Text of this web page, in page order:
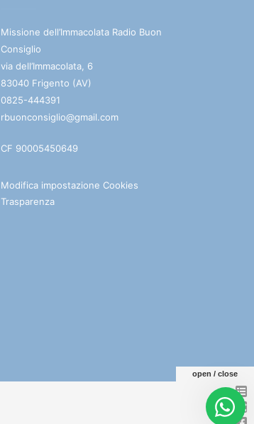
Missione dell’Immacolata Radio Buon
Consiglio
via dell’Immacolata, 6
83040 Frigento (AV)
0825-444391
rbuonconsiglio@gmail.com
CF 90005450649
Modifica impostazione Cookies
Trasparenza
open / close